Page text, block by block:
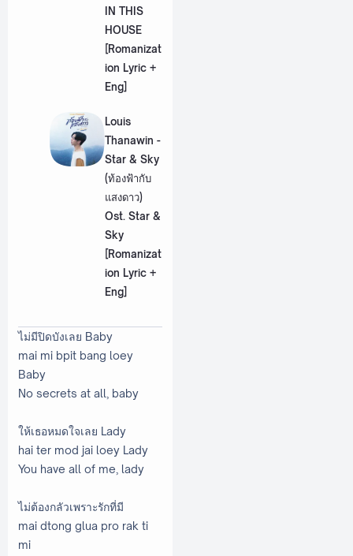
IN THIS
HOUSE
[Romanizat
ion Lyric +
Eng]
Louis
Thanawin -
Star & Sky
(ท้องฟ้ากับ
แสงดาว)
Ost. Star &
Sky
[Romanizat
ion Lyric +
Eng]
ไม่มีปิดบังเลย Baby
mai mi bpit bang loey
Baby
No secrets at all, baby
ให้เธอหมดใจเลย Lady
hai ter mod jai loey Lady
You have all of me, lady
ไม่ต้องกลัวเพราะรักที่มี
mai dtong glua pro rak ti
mi